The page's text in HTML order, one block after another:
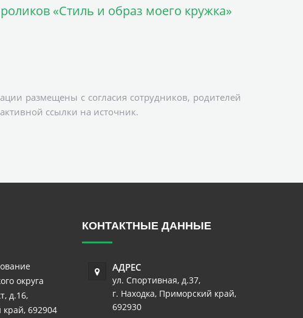
«Стиль и образ моего кружка»
размещены с согласия сотрудников, родителей
ссылки на источник.
округа
д.16,
692904
КОНТАКТНЫЕ ДАННЫЕ
АДРЕС
ул. Спортивная, д.37,
г. Находка, Приморский край,
692930